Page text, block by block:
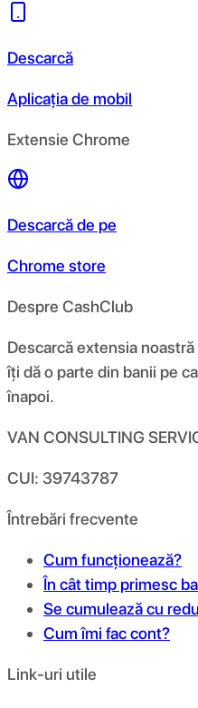
Descarcă
Aplicația de mobil
Extensie Chrome
Descarcă de pe
Chrome store
Despre CashClub
Descarcă extensia
îți dă o parte din banii pe
înapoi.
VAN CONSULTING
CUI: 39743787
Întrebări frecvente
Cum funcționează?
În cât timp primesc
Se cumulează cu
Cum îmi fac cont?
Link-uri utile